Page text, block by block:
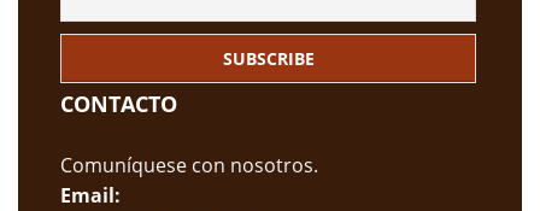
n
t
o
CONTACTO
Comuníquese con nosotros.
Email: